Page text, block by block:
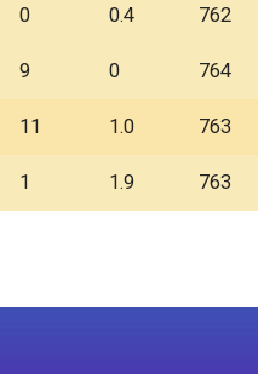
0 0.4 762
9 0 764
11 1.0 763
1 1.9 763